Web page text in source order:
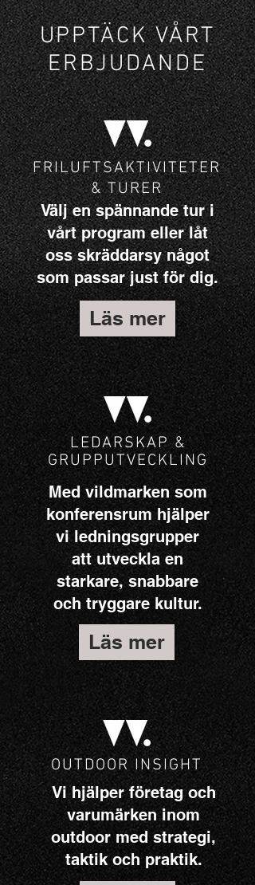
UPPTÄCK VÅRT
ERBJUDANDE
FRILUFTSAKTIVITETER
& TURER
Välj enspännande tur i
vårt program eller låt
oss skräddarsy något
som passar just för dig.
Läs mer
LEDARSKAP &
GRUPPUTVECKLING
Med vildmarken som
konferensrum hjälper
vi ledningsgrupper
att utveckla en
starkare, snabbare
och tryggare kultur.
Läs mer
OUTDOOR INSIGHT
Vi hjälper företag och
varumärken inom
outdoor med strategi,
taktik och praktik.